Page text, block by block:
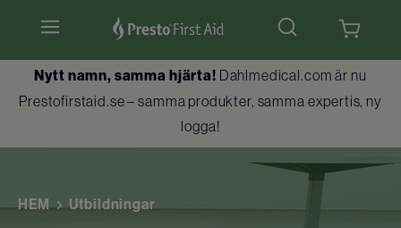
Hjärtstartare & tillbehör
Nytt namn, samma hjärta! Dahlmedical.com är nu
Prestofirstaid.se – samma produkter, samma expertis, ny
logga!
HEM Utbildningar